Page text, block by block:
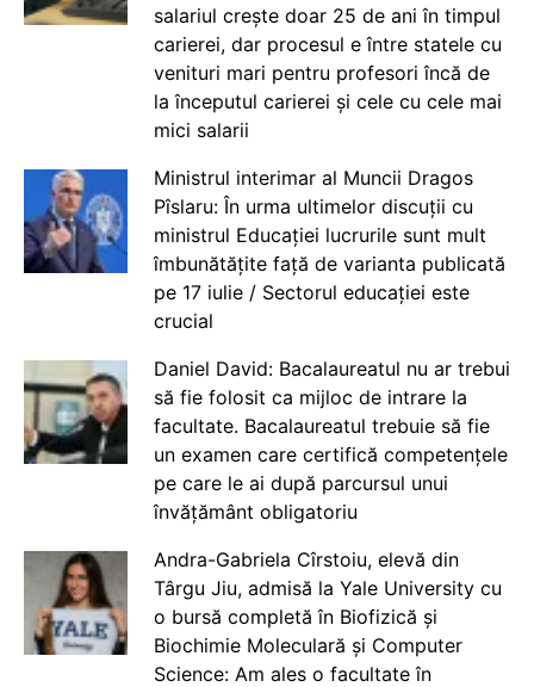
salariul crește doar 25 de ani în timpul
carierei, dar procesul e între statele cu
venituri mari pentru profesori încă de
la începutul carierei și cele cu cele mai
mici salarii
Ministrul interimar al Muncii Dragos
Pîslaru: În urma ultimelor discuții cu
ministrul Educației lucrurile sunt mult
îmbunătățite față de varianta publicată
pe 17 iulie / Sectorul educației este
crucial
Daniel David: Bacalaureatul nu ar trebui
să fie folosit ca mijloc de intrare la
facultate. Bacalaureatul trebuie să fie
un examen care certifică competențele
pe care le ai după parcursul unui
învățământ obligatoriu
Andra-Gabriela Cîrstoiu, elevă din
Târgu Jiu, admisă la Yale University cu
o bursă completă în Biofizică și
Biochimie Moleculară și Computer
Science: Am ales o facultate în